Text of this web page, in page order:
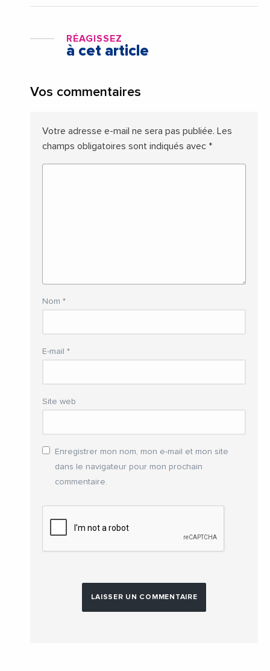
RÉAGISSEZ
à cet article
Vos commentaires
Votre adresse e-mail ne sera pas publiée. Les
champs obligatoires sont indiqués avec *
Nom *
E-mail *
Site web
Enregistrer mon nom, mon e-mail et mon site
dans le navigateur pour mon prochain
commentaire.